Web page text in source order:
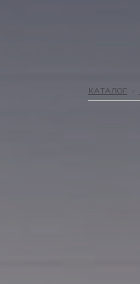
КАТАЛОГ -